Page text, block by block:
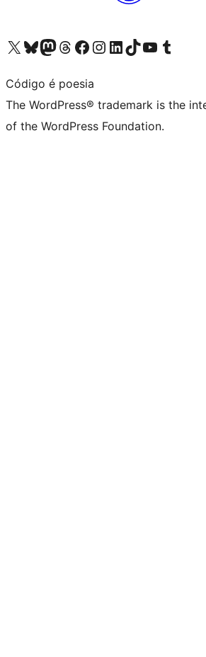
Visit our X (formerly Twitter) account
Visit our Bluesky account
Visit our Mastodon account
Visit our Threads account
Visit our Facebook page
Visit our Instagram account
Visit our LinkedIn account
Visit our TikTok account
Visit our YouTube channel
Visit our Tumblr
Código é poesia
The WordPress® trademark is the
of the WordPress Foundation.